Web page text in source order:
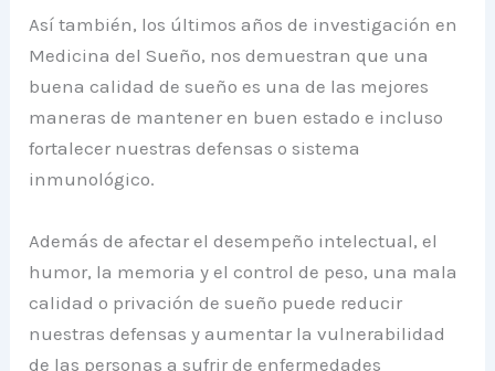
Así también, los últimos años de investigación en
Medicina del Sueño, nos demuestran que una
buena calidad de sueño es una de las mejores
maneras de mantener en buen estado e incluso
fortalecer nuestras defensas o sistema
inmunológico.
Además de afectar el desempeño intelectual, el
humor, la memoria y el control de peso, una mala
calidad o privación de sueño puede reducir
nuestras defensas y aumentar la vulnerabilidad
de las personas a sufrir de enfermedades